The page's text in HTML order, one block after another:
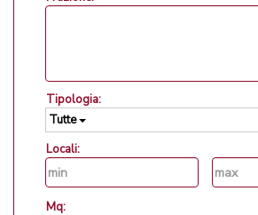
Tipologia:
Tutte
Locali:
Mq: